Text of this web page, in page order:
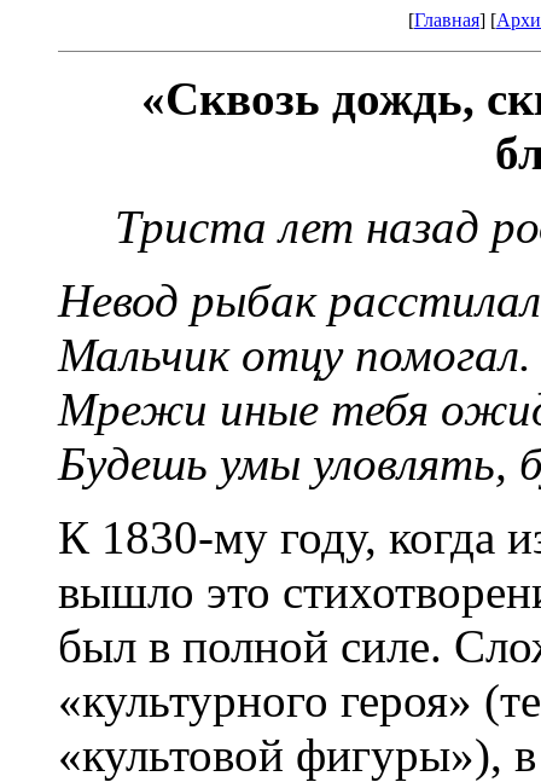
[Главная] [
«Сквозь дождь,
Триста лет назад
Невод рыбак
Мальчик отцу
Мрежи иные тебя
Будешь умы уловлять,
К 1830-му году, когда
вышло это
был в полной силе.
«культурного героя»
«культовой фигуры»),